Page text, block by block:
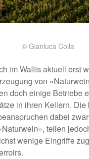
© Gianluca Colla
im Wallis aktuell erst
von
doch einige Betriebe
in ihren Kellern. Die
dabei
teilen
wenige Eingriffe